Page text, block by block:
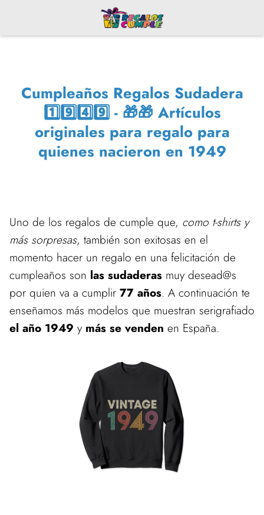
Cumpleaños Regalos Sudadera
1️⃣9️⃣4️⃣9️⃣ - 🎁🎁 Artículos
originales para regalo para
quienes nacieron en 1949
Uno de los regalos de cumple que, como t-shirts y
más sorpresas, también son exitosas en el
momento hacer un regalo en una felicitación de
cumpleaños son las sudaderas muy desead@s
por quien va a cumplir 77 años. A continuación te
enseñamos más modelos que muestran serigrafiado
el año 1949 y más se venden en España.